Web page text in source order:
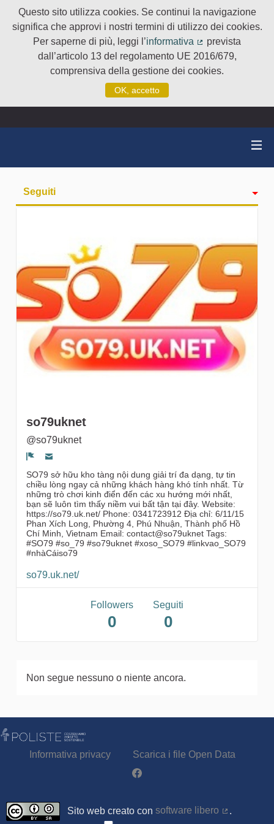
Questo sito utilizza cookies. Se continui la navigazione
significa che approvi i nostri termini di utilizzo dei cookies.
Per saperne di più, leggi l’informativa
(Collegamento
prevista
dall’articolo 13 del regolamento UE 2016/679,
comprensiva della gestione dei cookies.
OK, accetto
Seguiti
Followers
gruppi
so79uknet
@so79uknet
Segnala un problema
SO79 sở hữu kho tàng nội dung giải trí đa dạng, tự tin
chiều lòng ngay cả những khách hàng khó tính nhất. Từ
những trò chơi kinh điển đến các xu hướng mới nhất,
bạn sẽ luôn tìm thấy niềm vui bất tận tại đây. Website:
https://so79.uk.net/ Phone: 0341723912 Địa chỉ: 6/11/15
Phan Xích Long, Phường 4, Phú Nhuận, Thành phố Hồ
Chí Minh, Vietnam Email: contact@so79uknet Tags:
#SO79 #so_79 #so79uknet #xoso_SO79 #linkvao_SO79
#nhàCáiso79
so79.uk.net/
Followers
0
Seguiti
0
Non segue nessuno o niente ancora.
Informativa privacy
Scarica i file Open Data
Partecipa - Poliste su Facebook
Sito web creato con software libero
.